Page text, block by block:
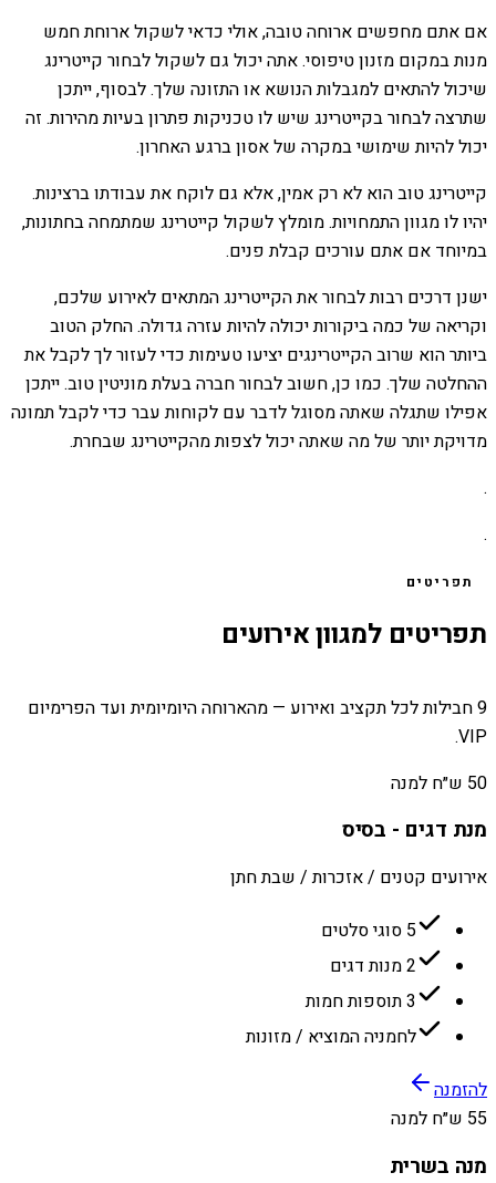
אם אתם מחפשים ארוחה טובה, אולי כדאי לשקול ארוחת חמש
מנות במקום מזנון טיפוסי. אתה יכול גם לשקול לבחור קייטרינג
שיכול להתאים למגבלות הנושא או התזונה שלך. לבסוף, ייתכן
שתרצה לבחור בקייטרינג שיש לו טכניקות פתרון בעיות מהירות. זה
יכול להיות שימושי במקרה של אסון ברגע האחרון.
קייטרינג טוב הוא לא רק אמין, אלא גם לוקח את עבודתו ברצינות.
יהיו לו מגוון התמחויות. מומלץ לשקול קייטרינג שמתמחה בחתונות,
במיוחד אם אתם עורכים קבלת פנים.
ישנן דרכים רבות לבחור את הקייטרינג המתאים לאירוע שלכם,
וקריאה של כמה ביקורות יכולה להיות עזרה גדולה. החלק הטוב
ביותר הוא שרוב הקייטרינגים יציעו טעימות כדי לעזור לך לקבל את
ההחלטה שלך. כמו כן, חשוב לבחור חברה בעלת מוניטין טוב. ייתכן
אפילו שתגלה שאתה מסוגל לדבר עם לקוחות עבר כדי לקבל תמונה
מדויקת יותר של מה שאתה יכול לצפות מהקייטרינג שבחרת.
.
.
תפריטים
תפריטים למגוון אירועים
9 חבילות לכל תקציב ואירוע — מהארוחה היומיומית ועד הפרימיום
VIP.
50 ש״ח למנה
מנת דגים - בסיס
אירועים קטנים / אזכרות / שבת חתן
5 סוגי סלטים
2 מנות דגים
3 תוספות חמות
לחמניה המוציא / מזונות
להזמנה
55 ש״ח למנה
מנה בשרית